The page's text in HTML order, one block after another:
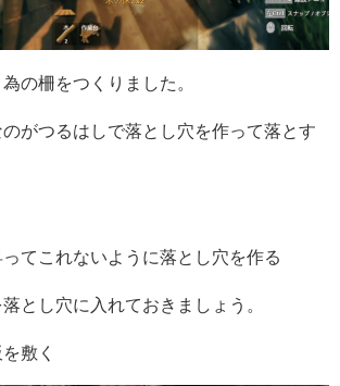
の柵をつくりました。
がつるはしで落とし穴を作って落とす
てこれないように落とし穴を作る
とし穴に入れておきましょう。
敷く